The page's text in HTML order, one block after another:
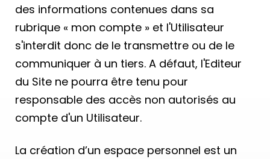
des informations contenues dans sa
rubrique « mon compte » et l'Utilisateur
s'interdit donc de le transmettre ou de le
communiquer à un tiers. A défaut, l'Editeur
du Site ne pourra être tenu pour
responsable des accès non autorisés au
compte d'un Utilisateur.
La création d’un espace personnel est un